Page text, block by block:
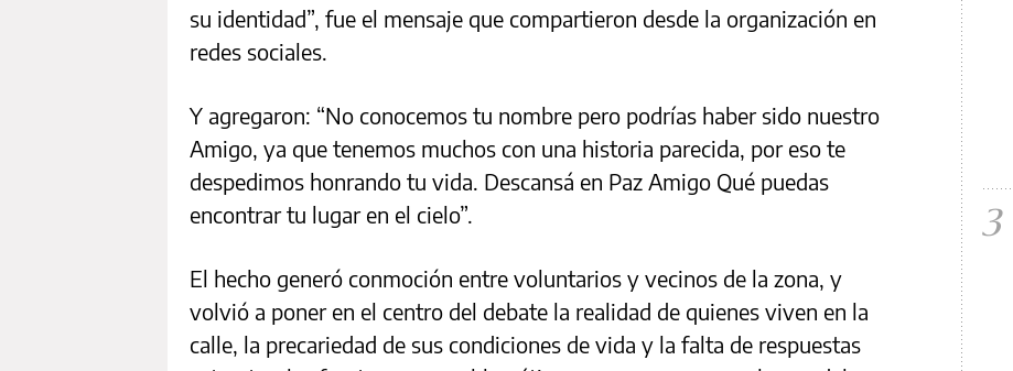
su identidad”, fue el mensaje que compartieron desde la organización en
redes sociales.
Y agregaron: “No conocemos tu nombre pero podrías haber sido nuestro
Amigo, ya que tenemos muchos con una historia parecida, por eso te
despedimos honrando tu vida. Descansá en Paz Amigo Qué puedas
encontrar tu lugar en el cielo”.
El hecho generó conmoción entre voluntarios y vecinos de la zona, y
volvió a poner en el centro del debate la realidad de quienes viven en la
calle, la precariedad de sus condiciones de vida y la falta de respuestas
3